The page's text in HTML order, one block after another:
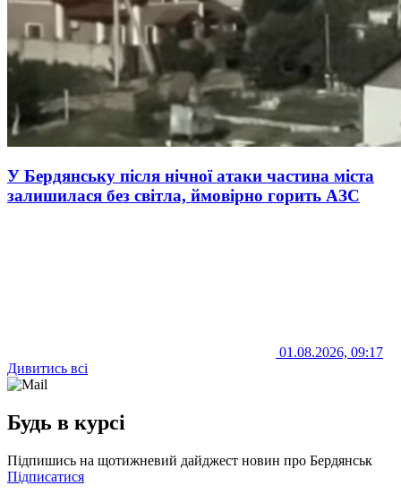
У Бердянську після нічної атаки частина міста
залишилася без світла, ймовірно горить АЗС
01.08.2026, 09:17
Дивитись всі
Будь в курсі
Підпишись на щотижневий дайджест новин про Бердянськ
Підписатися